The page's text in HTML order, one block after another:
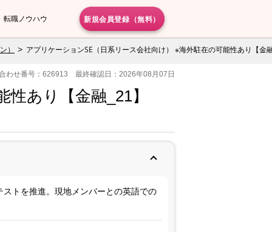
転職ノウハウ 新規会員登録（無料）
） アプリケーションSE（日系リース会社向け） ※海外駐在の可能性あり【金
わせ番号：626913 最終確認日：2026年08月07日
あり【金融_21】
トを推進。現地メンバーとの英語での